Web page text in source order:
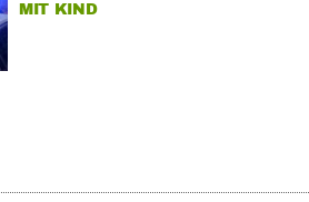
MIT KIND